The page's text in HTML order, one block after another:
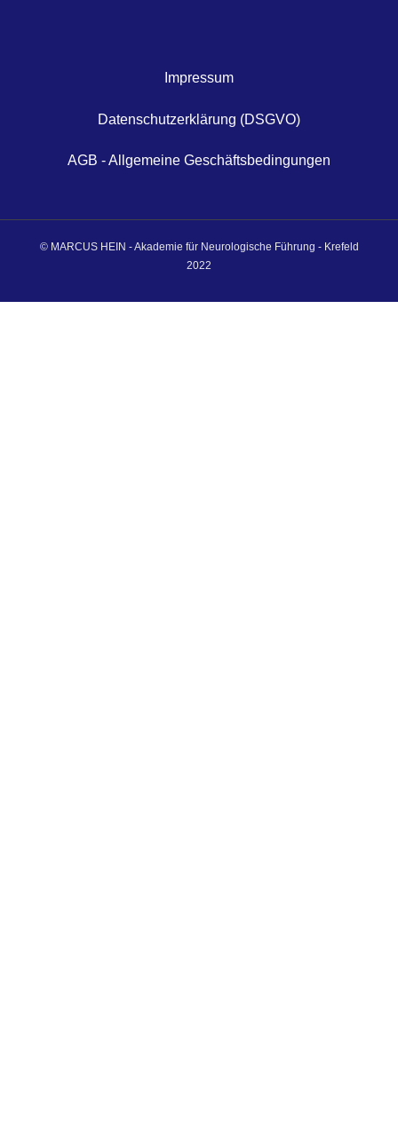
Impressum
Datenschutzerklärung (DSGVO)
AGB - Allgemeine Geschäftsbedingungen
© MARCUS HEIN - Akademie für Neurologische Führung - Krefeld
2022